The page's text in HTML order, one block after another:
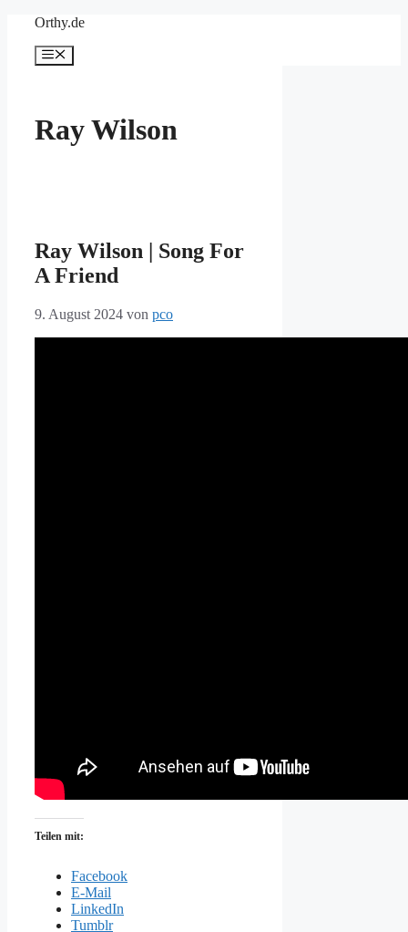
springen
Orthy.de
Menü
Ray Wilson
Ray Wilson | Song For
A Friend
9. August 2024 von pco
Teilen mit:
Facebook
E-Mail
LinkedIn
Tumblr